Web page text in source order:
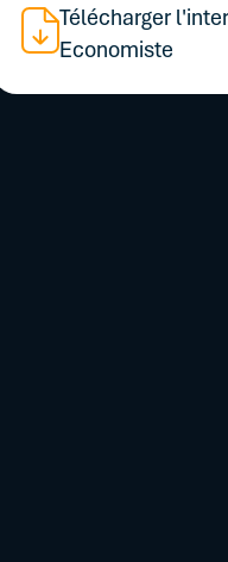
Télécharger
Economiste